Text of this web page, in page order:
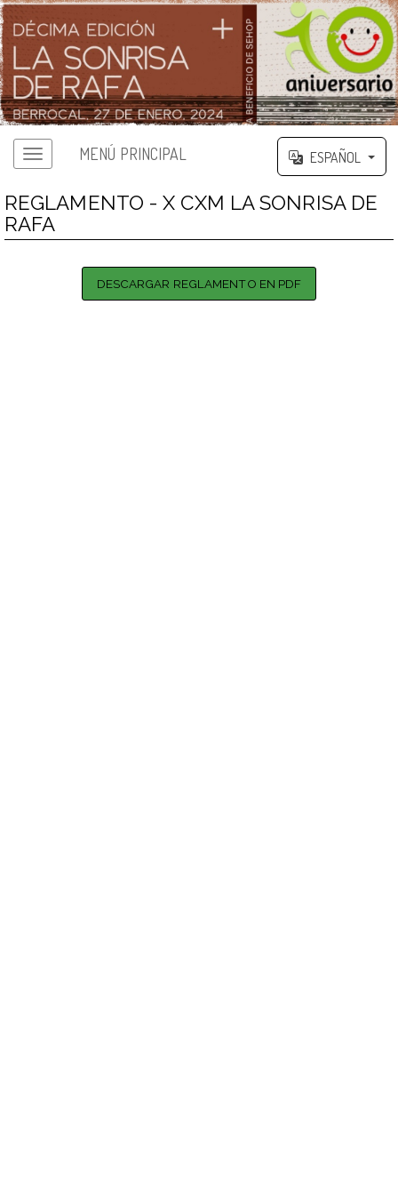
MENÚ PRINCIPAL ESPAÑOL
REGLAMENTO - X CXM LA SONRISA DE
RAFA
DESCARGAR REGLAMENTO EN PDF